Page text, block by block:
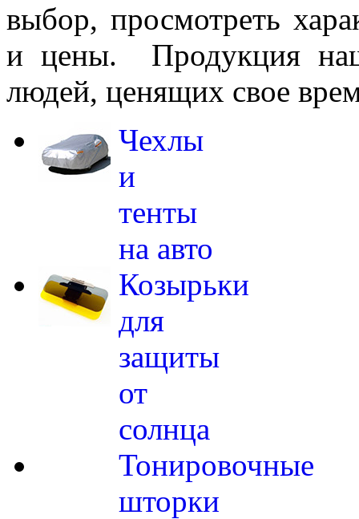
выбор, просмотреть
и цены. Продукция
людей, ценящих свое
Чехлы
и
тенты
на авто
Козырьки
для
защиты
от
солнца
Тонировочные
шторки